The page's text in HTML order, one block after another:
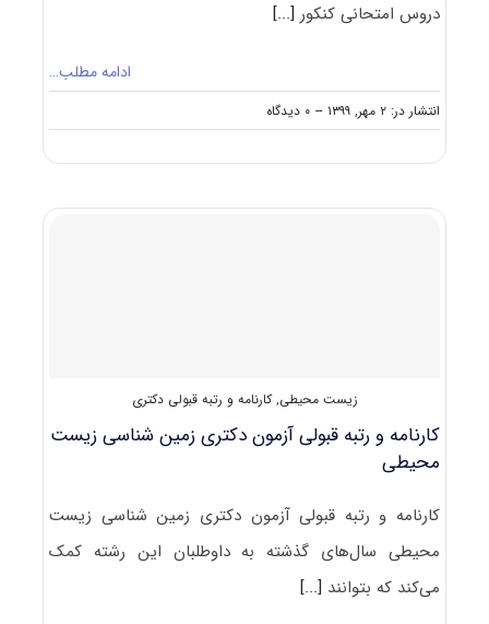
دروس امتحانی کنکور[...]
ادامه مطلب…
انتشار در: ۲ مهر, ۱۳۹۹ -- ۰ دیدگاه
on
دانلود
۱۴۰۰
زیست محیطی,کارنامه و رتبه قبولی دکتری
کارنامه و رتبه قبولی آزمون دکتری زمین شناسی زیست
محیطی
کارنامه و رتبه قبولی آزمون دکتری زمین شناسی زیست
محیطی سال‌های گذشته به داوطلبان این رشته کمک
می‌کند که بتوانند [...]